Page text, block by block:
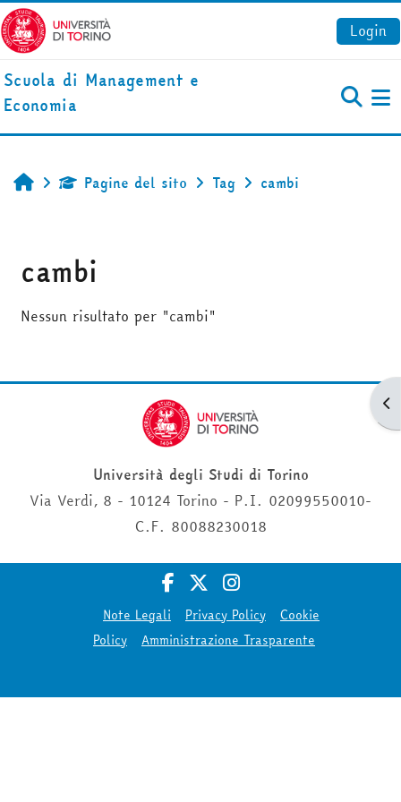
Vai al contenuto principale
Login
Scuola di Management e
Economia
HomePagine del sito Tag cambi
cambi
Nessun risultato per "cambi"
Università degli Studi di Torino
Via Verdi, 8 - 10124 Torino - P.I. 02099550010-
C.F. 80088230018
Note Legali Privacy Policy
Cookie
Policy
Amministrazione Trasparente